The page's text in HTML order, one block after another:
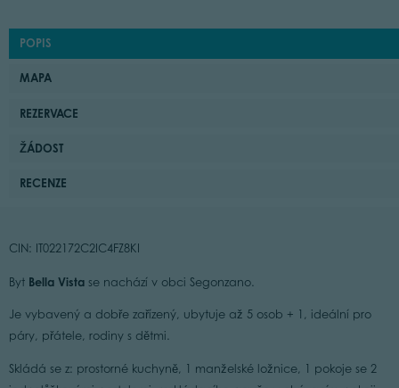
POPIS
MAPA
REZERVACE
ŽÁDOST
RECENZE
CIN: IT022172C2IC4FZ8KI
Byt Bella Vistase nachází v obci Segonzano.
Je vybavený a dobře zařízený, ubytuje až 5 osob + 1, ideální pro
páry, přátele, rodiny s dětmi.
Skládá se z: prostorné kuchyně, 1 manželské ložnice, 1 pokoje se 2